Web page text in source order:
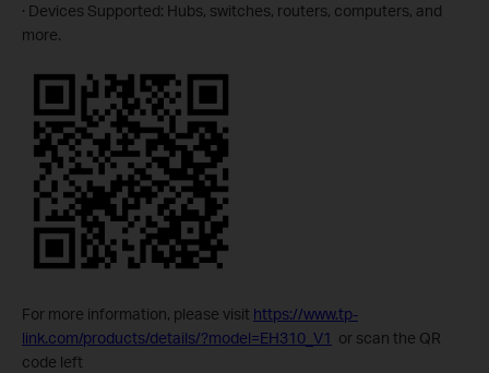
· Devices Supported: Hubs, switches, routers, computers, and
more.
For more information, please visit https://www.tp-
link.com/products/details/?model=EH310_V1 or scan the QR
code left